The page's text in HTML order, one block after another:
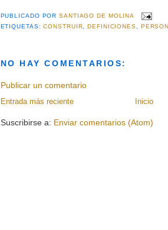
PUBLICADO PORSANTIAGO DE MOLINA
ETIQUETAS:CONSTRUIR ,DEFINICIONES
NO HAY COMENTARIOS:
Publicar un comentario
Entrada más reciente Inicio
Suscribirse a: Enviar comentarios (Atom)